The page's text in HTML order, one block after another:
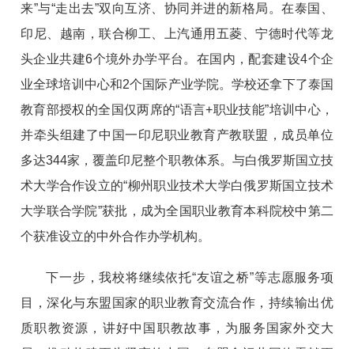
来”与“走出去”双向互济、协同并进的新格局。在泰国、
印尼、越南，联合柳工、上汽通用五菱、宁德时代等龙
头企业共建6个境外办学平台。在国内，配套建设4个企
业全球培训中心和2个国际产业学院。学校还拿下了泰国
教育部授权的全国仅两席的“语言+职业技能”培训中心，
并牵头组建了中国一印尼职业教育产教联盟，成员单位
多达344家，覆盖印尼整个职教体系。与白俄罗斯国立技
术大学合作设立的“柳州职业技术大学白俄罗斯国立技术
大学联合学院”获批，成为全国职业教育本科院校中第二
个获准设立的中外合作办学机构。
下一步，我校将继续依托“友谊之桥”等志愿服务项
目，深化与东盟国家的职业教育交流合作，持续输出优
质职教资源，讲好中国职教故事，为服务国家外交大